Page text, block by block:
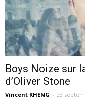
Boys Noize sur
d’Oliver Stone
Vincent KHENG - 23